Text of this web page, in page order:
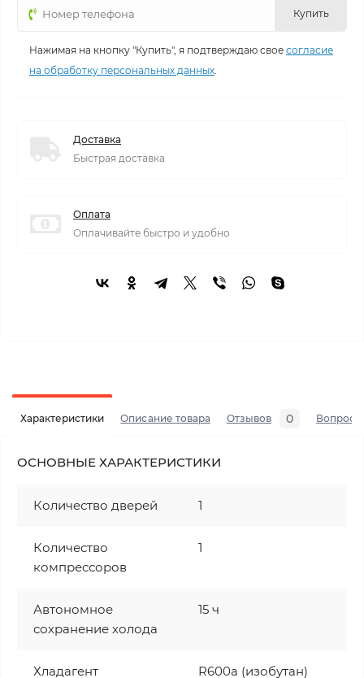
Купить
Нажимая на кнопку "Купить", я подтверждаю свое согласие
на обработку персональных данных
Доставка
Быстрая доставка
Оплата
Оплачивайте быстро и удобно
Характеристики Описание товара Отзывов 0 Вопросы
ОСНОВНЫЕ ХАРАКТЕРИСТИКИ
Количество дверей 1
Количество
компрессоров
1
Автономное
сохранение холода
15 ч
Хладагент R600a (изобутан)